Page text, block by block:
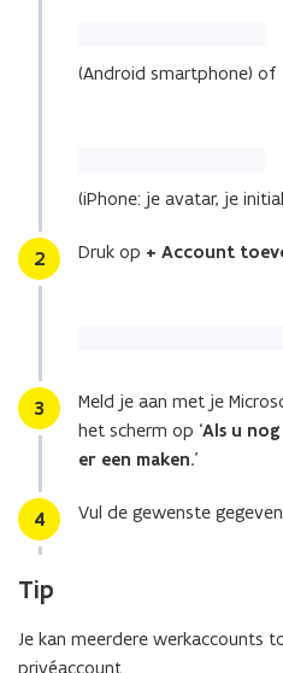
i(Android smartphone) of
(iPhone: je avatar, je
Stap
2 Druk op + Account
Stap
3
Meld je aan met je
het scherm op ‘Als u
er een maken.’
Stap
4 Vul de gewenste
Tip
Je kan meerdere werkaccounts
privéaccount.